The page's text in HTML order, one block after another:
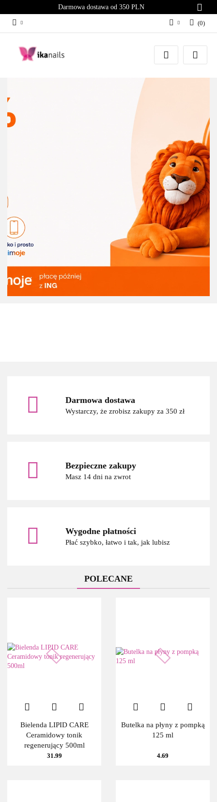
Darmowa dostawa od 350 PLN
Zaloguj się
Załóż konto
Zgody cookies
(0)
Darmowa dostawa
Wystarczy, że zrobisz zakupy za 350 zł
Bezpieczne zakupy
Masz 14 dni na zwrot
Wygodne płatności
Płać szybko, łatwo i tak, jak lubisz
POLECANE
Bielenda LIPID CARE
Ceramidowy tonik
regenerujący 500ml
31.99
Butelka na płyny z pompką
125 ml
4.69